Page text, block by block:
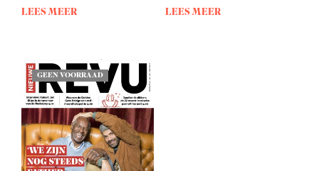
LEES MEER LEES MEER
GEEN VOORRAAD